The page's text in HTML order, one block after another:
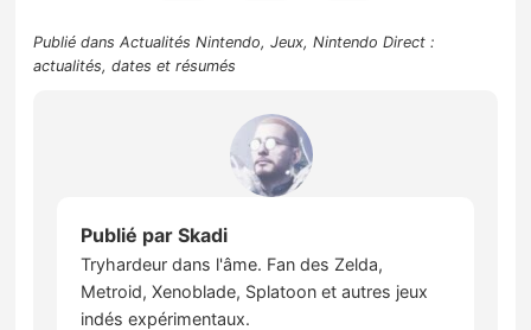
Publié dansActualités Nintendo,Jeux,Nintendo Direct :
actualités, dates et résumés
Publié parSkadi
Tryhardeur dans l'âme. Fan des Zelda,
Metroid, Xenoblade, Splatoon et autres jeux
indés expérimentaux.